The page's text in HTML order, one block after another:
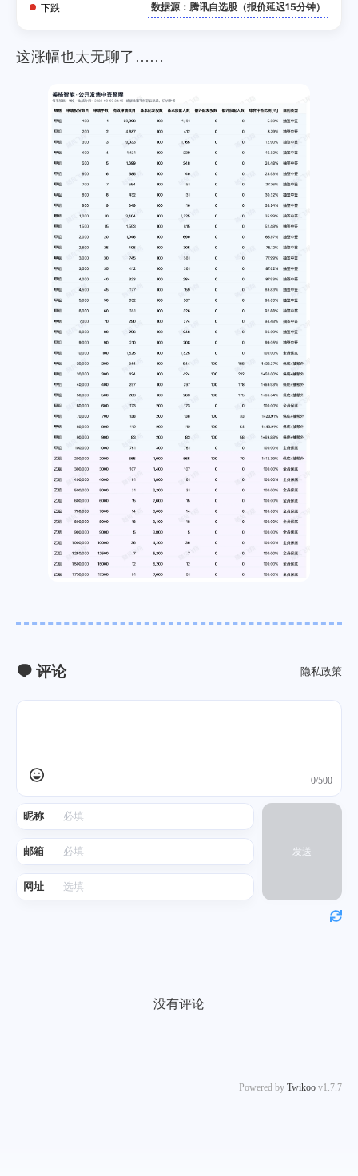
下跌 数据源：腾讯自选股（报价延迟15分钟）
这涨幅也太无聊了……
评论 隐私政策
昵称
邮箱
网址
0/500
发送
没有评论
Powered by Twikoo v1.7.7